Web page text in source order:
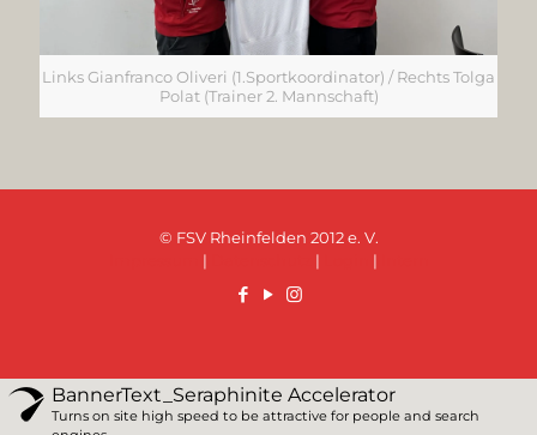
Links Gianfranco Oliveri (1.Sportkoordinator) / Rechts Tolga
Polat (Trainer 2. Mannschaft)
© FSV Rheinfelden 2012 e. V.
| | |
BannerText_Seraphinite Accelerator
Turns on site high speed to be attractive for people and search